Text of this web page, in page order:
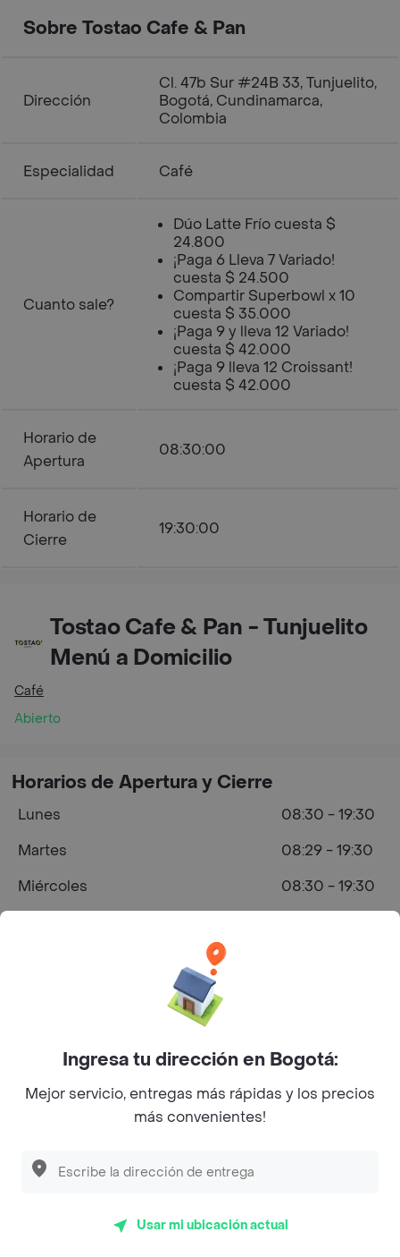
quienes buscan un café con cuerpo,
Sobre Tostao Cafe & Pan
Dirección
Cl. 47b Sur #24B 33, Tunjuelito,
Bogotá, Cundinamarca,
Colombia
Especialidad Café
Cuanto sale?
Dúo Latte Frío cuesta $
24.800
¡Paga 6 Lleva 7 Variado!
cuesta $ 24.500
Compartir Superbowl x 10
cuesta $ 35.000
¡Paga 9 y lleva 12 Variado!
cuesta $ 42.000
¡Paga 9 lleva 12 Croissant!
cuesta $ 42.000
Horario de
Apertura
08:30:00
Horario de
Cierre
19:30:00
Tostao Cafe & Pan - Tunjuelito
Menú a Domicilio
Café
Abierto
¿Dónde comprar Café en Bogotá?
Horarios de Apertura y Cierre
Lunes
08:30 - 19:30
Martes
08:29 - 19:30
Miércoles
08:30 - 19:30
Ingresa tu dirección en Bogotá:
Mejor servicio, entregas más rápidas y los precios
más convenientes!
Usar mi ubicación actual